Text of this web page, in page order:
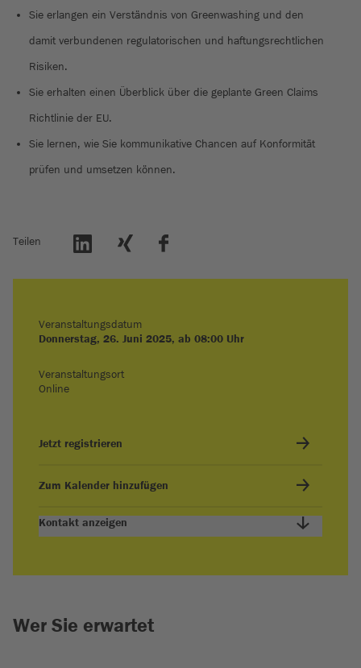
Sie erlangen ein Verständnis von Greenwashing und den
damit verbundenen regulatorischen und haftungsrechtlichen
Risiken.
Sie erhalten einen Überblick über die geplante Green Claims
Richtlinie der EU.
Sie lernen, wie Sie kommunikative Chancen auf Konformität
prüfen und umsetzen können.
Teilen
Veranstaltungsdatum
Donnerstag, 26. Juni 2025, ab 08:00 Uhr
Veranstaltungsort
Online
Jetzt registrieren
Zum Kalender hinzufügen
Kontakt anzeigen
Wer Sie erwartet